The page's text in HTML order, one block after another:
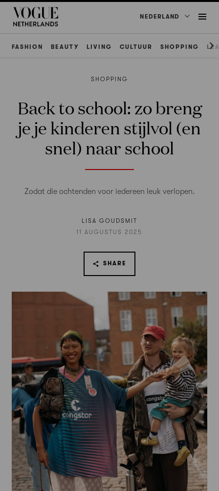
NEDERLAND
FASHION BEAUTY LIVING CULTUUR SHOPPING
SHOPPING
Back to school: zo breng
je je kinderen stijlvol (en
snel) naar school
Zodat die ochtenden voor iedereen leuk verlopen.
LISA GOUDSMIT
11 AUGUSTUS 2025
SHARE